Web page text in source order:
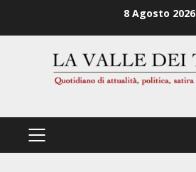
8 Agosto 2026
PRIMÄRES